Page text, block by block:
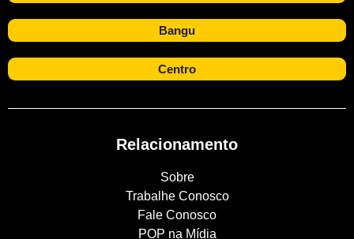
Bangu
Centro
Relacionamento
Sobre
Trabalhe Conosco
Fale Conosco
POP na Mídia